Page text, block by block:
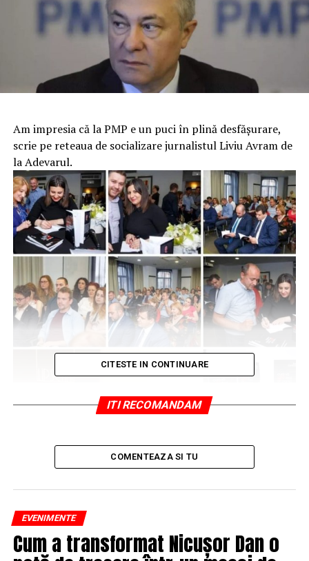
Am impresia că la PMP e un puci în plină desfășurare,
scrie pe reteaua de socializare jurnalistul Liviu Avram de
la Adevarul.
CITESTE IN CONTINUARE
ITI RECOMANDAM
COMENTEAZA SI TU
EVENIMENTE
Cum a transformat Nicușor Dan o